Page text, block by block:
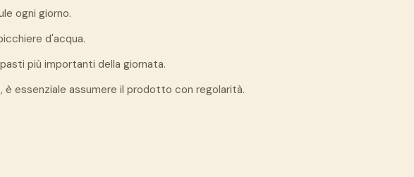
ogni giorno.
d'acqua.
più importanti della giornata.
è essenziale assumere il prodotto con regolarità.